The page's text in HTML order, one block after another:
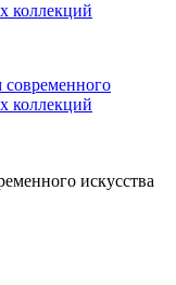
коллекций
искусства